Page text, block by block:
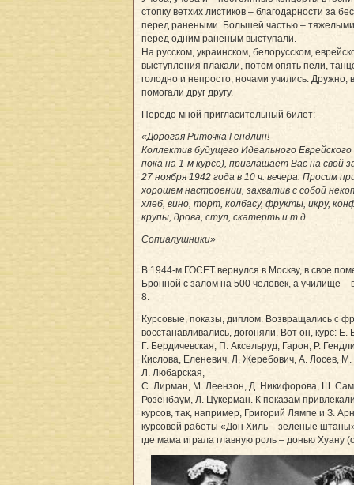
стопку ветхих листиков – благодарности за
перед ранеными. Большей частью –
перед одним раненым выступали.
На русском, украинском, белорусском,
выступления плакали, потом опять пели,
голодно и непросто, ночами учились. Дружно,
помогали друг другу.
Передо мной пригласительный билет:
«Дорогая Риточка Гендлин!
Коллектив будущего Идеального
пока на 1-м курсе), приглашает Вас на свой
27 ноября 1942 года в 10 ч. вечера. Просим
хорошем настроении, захватив с собой
хлеб, вино, торт, колбасу, фрукты, икру,
крупы, дрова, стул, скатерть и т.д.
Сопиалушники»
В 1944-м ГОСЕТ вернулся в Москву, в свое
Бронной с залом на 500 человек, а училище –
8.
Курсовые, показы, диплом. Возвращались с
восстанавливались, догоняли. Вот он, курс:
Г. Бердичевская, П. Аксельруд, Гарон, Р.
Кислова, Еленевич, Л. Жеребович, А. Лосев,
Л. Любарская,
С. Лирман, М. Леензон, Д. Никифорова, Ш.
Розенбаум, Л. Цукерман. К показам
курсов, так, например, Григорий Лямпе и З.
курсовой работы «Дон Хиль – зеленые
где мама играла главную роль – донью Хуану